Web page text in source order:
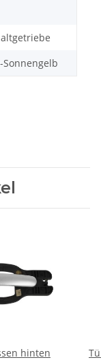
Sonnengelb
hinten